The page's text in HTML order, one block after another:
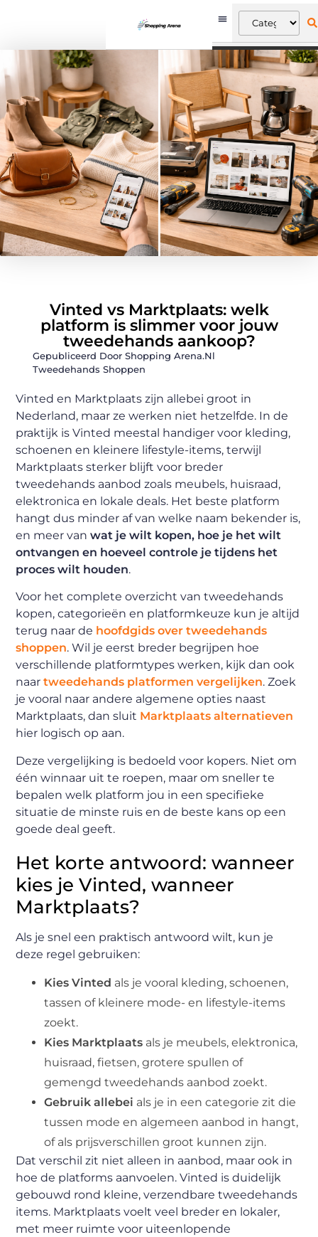
Vinted vs Marktplaats: welk
platform is slimmer voor jouw
tweedehands aankoop?
Gepubliceerd Door Shopping Arena.nl
Tweedehands Shoppen
Vinted en Marktplaats zijn allebei groot in
Nederland, maar ze werken niet hetzelfde. In de
praktijk is Vinted meestal handiger voor kleding,
schoenen en kleinere lifestyle-items, terwijl
Marktplaats sterker blijft voor breder
tweedehands aanbod zoals meubels, huisraad,
elektronica en lokale deals. Het beste platform
hangt dus minder af van welke naam bekender is,
en meer vanwat je wilt kopen, hoe je het wilt
ontvangen en hoeveel controle je tijdens het
proces wilt houden.
Voor het complete overzicht van tweedehands
kopen, categorieën en platformkeuze kun je altijd
terug naar de hoofdgids over tweedehands
shoppen. Wil je eerst breder begrijpen hoe
verschillende platformtypes werken, kijk dan ook
naartweedehands platformen vergelijken. Zoek
je vooral naar andere algemene opties naast
Marktplaats, dan sluit Marktplaats alternatieven
hier logisch op aan.
Deze vergelijking is bedoeld voor kopers. Niet om
één winnaar uit te roepen, maar om sneller te
bepalen welk platform jou in een specifieke
situatie de minste ruis en de beste kans op een
goede deal geeft.
Het korte antwoord: wanneer
kies je Vinted, wanneer
Marktplaats?
Als je snel een praktisch antwoord wilt, kun je
deze regel gebruiken:
Kies Vinted als je vooral kleding, schoenen,
tassen of kleinere mode- en lifestyle-items
zoekt.
Kies Marktplaats als je meubels, elektronica,
huisraad, fietsen, grotere spullen of
gemengd tweedehands aanbod zoekt.
Gebruik allebei als je in een categorie zit die
tussen mode en algemeen aanbod in hangt,
of als prijsverschillen groot kunnen zijn.
Dat verschil zit niet alleen in aanbod, maar ook in
hoe de platforms aanvoelen. Vinted is duidelijk
gebouwd rond kleine, verzendbare tweedehands
items. Marktplaats voelt veel breder en lokaler,
met meer ruimte voor uiteenlopende